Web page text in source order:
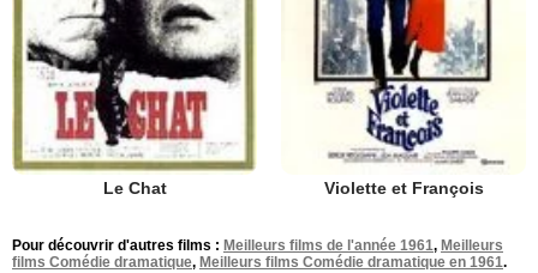
Le Chat Violette et François
Pour découvrir d'autres films : Meilleurs films de l'année 1961, Meilleurs
films Comédie dramatique, Meilleurs films Comédie dramatique en 1961.